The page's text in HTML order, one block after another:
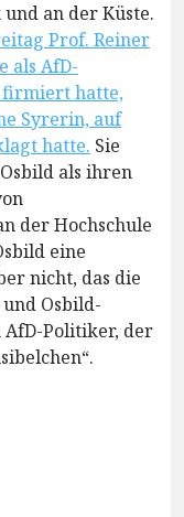
an der Küste.
Prof. Reiner
als AfD-
firmiert hatte,
Syrerin, auf
hatte. Sie
als ihren
der Hochschule
eine
nicht, das die
Osbild-
Politiker, der